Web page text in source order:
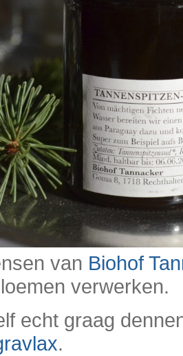
van Biohof
verwerken.
echt graag
.